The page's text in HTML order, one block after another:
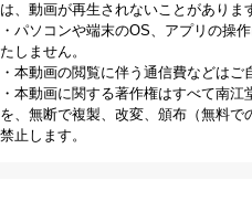
は、動画が再生されないことがありま
・パソコンや端末のOS、アプリの操
たしません。
・本動画の閲覧に伴う通信費などはご
・本動画に関する著作権はすべて南
を、無断で複製、改変、頒布（無料
禁止します。